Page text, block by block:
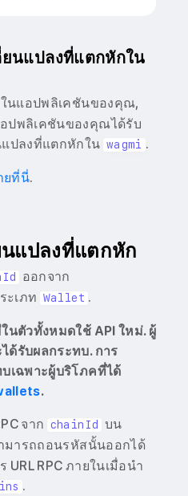
ยนแปลงที่แตกหักใน
ในแอปพลิเคชันของคุณ,
ปพลิเคชันของคุณได้รับ
แปลงที่แตกหักใน wagmi .
ยที่นี่.
นแปลงที่แตกหัก
ออกจาก
ะเภท Wallet .
นตัวทั้งหมดใช้ API ใหม่. ผู้
ด้รับผลกระทบ. การ
เฉพาะผู้บริโภคที่ได้
.
จาก chainId บน
มารถถอนรหัสนั้นออกได้
RPC ภายในเมื่อนำ
.